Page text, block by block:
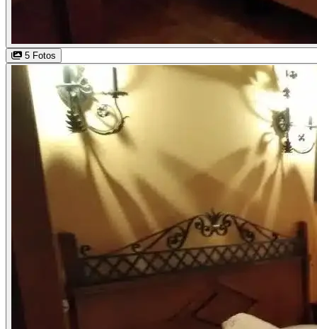
5 Fotos